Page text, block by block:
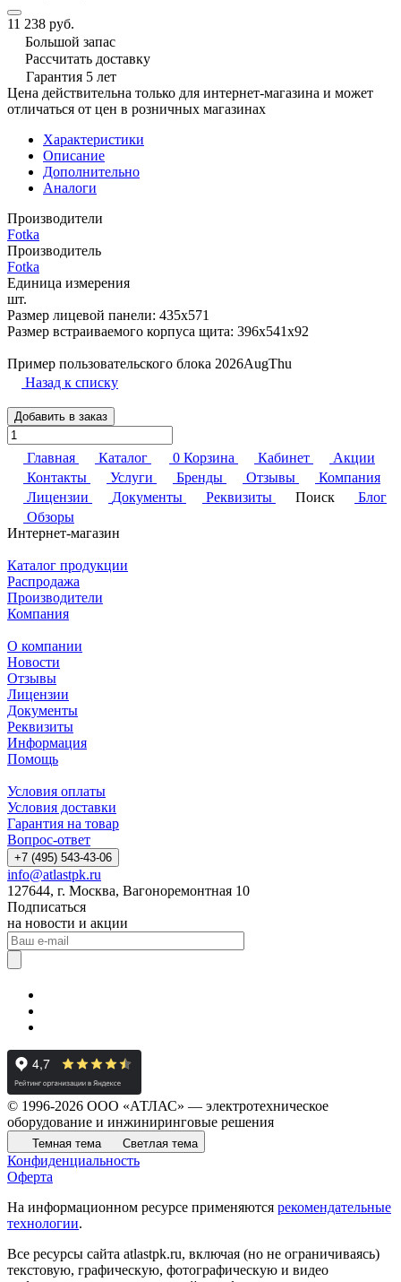
11 238 руб.
Большой запас
Рассчитать доставку
Гарантия 5 лет
Цена действительна только для интернет-магазина и может
отличаться от цен в розничных магазинах
Характеристики
Описание
Дополнительно
Аналоги
Производители
Fotka
Производитель
Fotka
Единица измерения
шт.
Размер лицевой панели: 435х571
Размер встраиваемого корпуса щита: 396х541х92
Пример пользовательского блока 2026AugThu
Назад к списку
Добавить в заказ
Главная Каталог 0 Корзина Кабинет
Акции
Контакты
Услуги Бренды Отзывы
Компания
Лицензии
Документы Реквизиты Поиск
Блог
Обзоры
Интернет-магазин
Каталог продукции
Распродажа
Производители
Компания
О компании
Новости
Отзывы
Лицензии
Документы
Реквизиты
Информация
Помощь
Условия оплаты
Условия доставки
Гарантия на товар
Вопрос-ответ
+7 (495) 543-43-06
info@atlastpk.ru
127644, г. Москва, Вагоноремонтная 10
Подписаться
на новости и акции
© 1996-2026 ООО «АТЛАС» — электротехническое
оборудование и инжиниринговые решения
Темная тема Светлая тема
Конфиденциальность
Оферта
На информационном ресурсе применяются рекомендательные
технологии.
Все ресурсы сайта atlastpk.ru, включая (но не ограничиваясь)
текстовую, графическую, фотографическую и видео